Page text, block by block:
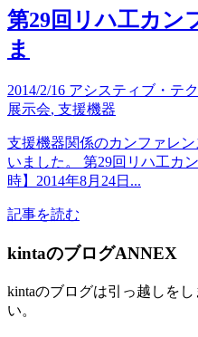
第29回リハ工カン
ま
2014/2/16 アシスティブ・テ
展示会, 支援機器
支援機器関係のカンファレ
いました。 第29回リハ工カ
時】2014年8月24日...
記事を読む
kintaのブログANNEX
kintaのブログは引っ越しを
い。